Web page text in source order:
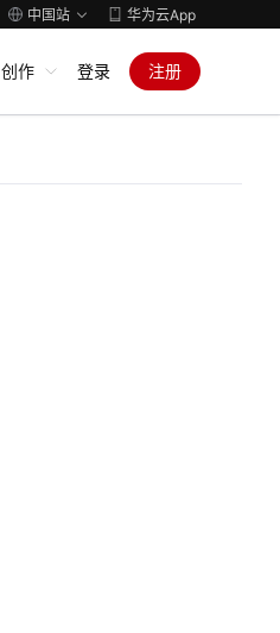
中国站 华为云App
创作 登录 注册